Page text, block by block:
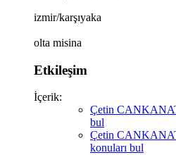
izmir/karşıyaka
olta misina
Etkileşim
İçerik:
Çetin CANKANAT
bul
Çetin CANKANAT
konuları bul